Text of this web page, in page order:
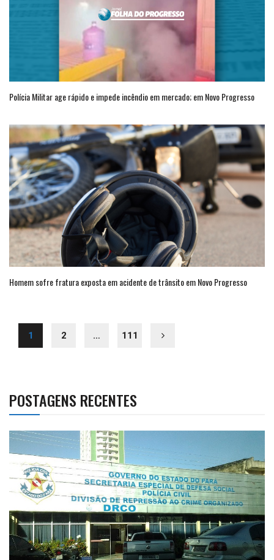
Polícia Militar age rápido e impede incêndio em mercado; em Novo Progresso
Homem sofre fratura exposta em acidente de trânsito em Novo Progresso
1 2 … 111
POSTAGENS RECENTES